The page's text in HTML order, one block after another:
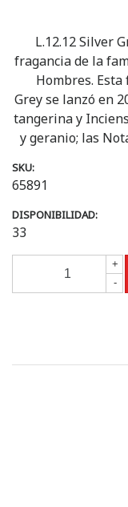
L.12.12 Silver
fragancia de la
Hombres. Esta
Grey se lanzó en
tangerina y
y geranio; las
SKU:
65891
DISPONIBILIDAD:
33
+
-